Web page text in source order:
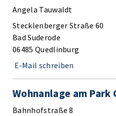
Angela Tauwaldt
Stecklenberger Straße 60
Bad Suderode
06485 Quedlinburg
E-Mail schreiben
Wohnanlage am Park
Bahnhofstraße 8